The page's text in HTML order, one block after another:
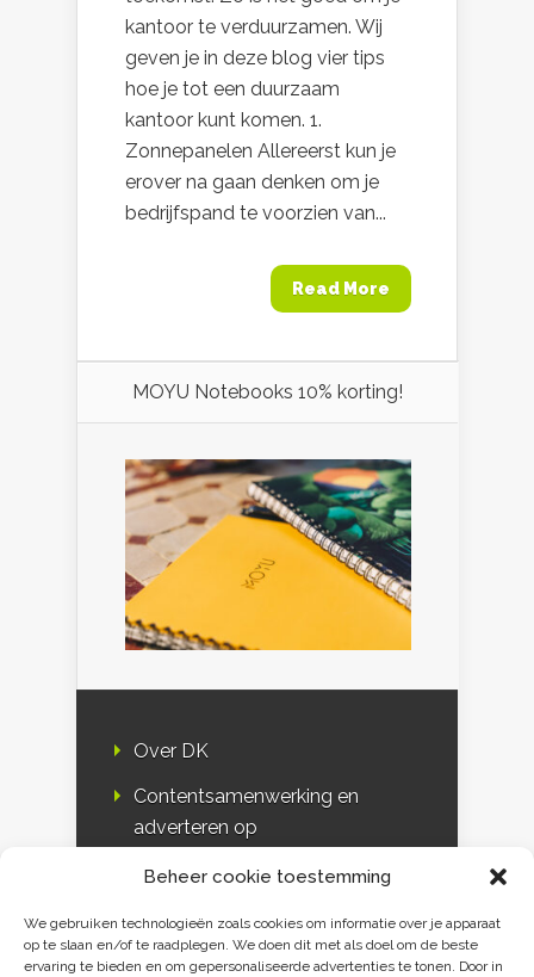
Beheer cookie toestemming
We gebruiken technologieën zoals cookies om informatie over je apparaat
op te slaan en/of te raadplegen. We doen dit met als doel om de beste
ervaring te bieden en om gepersonaliseerde advertenties te tonen. Door in
kantoor te verduurzamen. Wij
geven je in deze blog vier tips
hoe je tot een duurzaam
kantoor kunt komen. 1.
Zonnepanelen Allereerst kun je
erover na gaan denken om je
bedrijfspand te voorzien van...
Read More
MOYU Notebooks 10% korting!
Over DK
Contentsamenwerking en
adverteren op
DK & media